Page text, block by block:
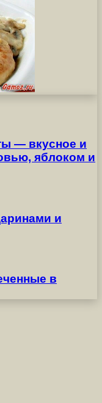
— вкусное и
яблоком и
и
в